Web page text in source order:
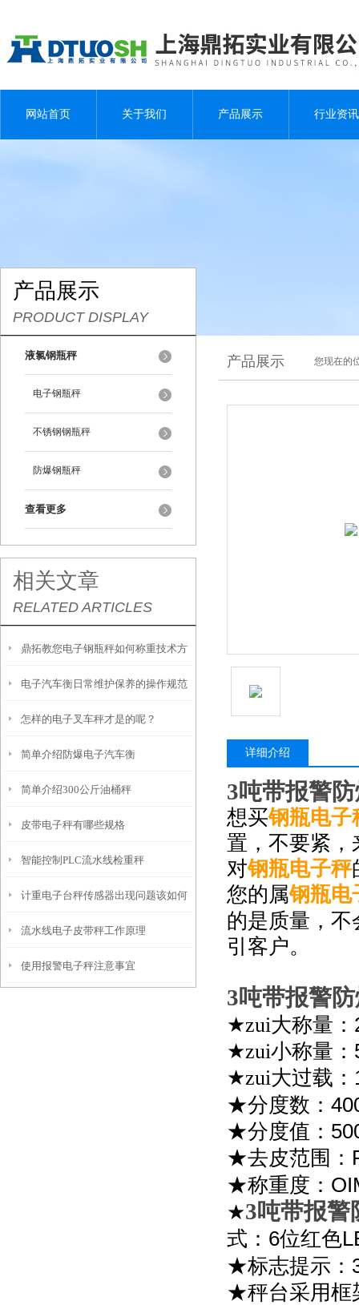
网站首页 关于我们 产品展示 行业资讯
产品展示
PRODUCT DISPLAY
液氯钢瓶秤
电子钢瓶秤
不锈钢钢瓶秤
防爆钢瓶秤
查看更多
相关文章
RELATED ARTICLES
鼎拓教您电子钢瓶秤如何称重技术方
案
电子汽车衡日常维护保养的操作规范
怎样的电子叉车秤才是的呢？
简单介绍防爆电子汽车衡
简单介绍300公斤油桶秤
皮带电子秤有哪些规格
智能控制PLC流水线检重秤
计重电子台秤传感器出现问题该如何
处理?
流水线电子皮带秤工作原理
使用报警电子秤注意事宜
产品展示 您现在的
详细介绍
3吨带报警
想买钢瓶电子
置，不要紧
对钢瓶电子秤
您的属钢瓶电
的是质量，
引客户。
3吨带报警
★zui大称量：
★zui小称量：
★zui大过载：
★分度数：
★分度值：
★去皮范围：
★称重度：
★3吨带报警
式： 6位红色
★标志提示：
★秤台采用框